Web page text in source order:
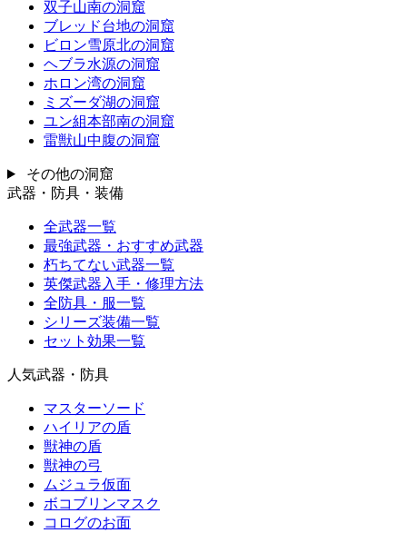
双子山南の洞窟
ブレッド台地の洞窟
ビロン雪原北の洞窟
ヘブラ水源の洞窟
ホロン湾の洞窟
ミズーダ湖の洞窟
ユン組本部南の洞窟
雷獣山中腹の洞窟
その他の洞窟
武器・防具・装備
全武器一覧
最強武器・おすすめ武器
朽ちてない武器一覧
英傑武器入手・修理方法
全防具・服一覧
シリーズ装備一覧
セット効果一覧
人気武器・防具
マスターソード
ハイリアの盾
獣神の盾
獣神の弓
ムジュラ仮面
ボコブリンマスク
コログのお面